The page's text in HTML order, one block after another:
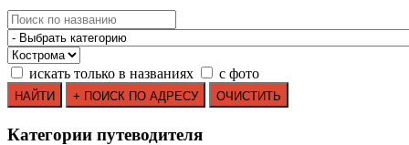
искать только в названиях с фото
Категории путеводителя